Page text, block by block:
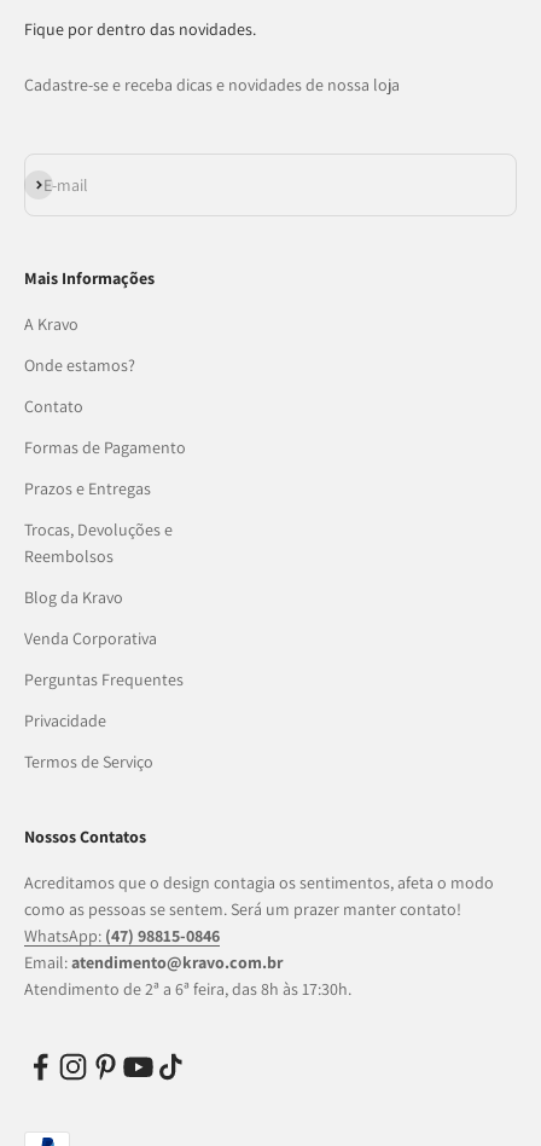
Fique por dentro das novidades.
Cadastre-se e receba dicas e novidades de nossa loja
E-mail
Assinar
Mais Informações
A Kravo
Onde estamos?
Contato
Formas de Pagamento
Prazos e Entregas
Trocas, Devoluções e
Reembolsos
Blog da Kravo
Venda Corporativa
Perguntas Frequentes
Privacidade
Termos de Serviço
Nossos Contatos
Acreditamos que o design contagia os sentimentos, afeta o modo
como as pessoas se sentem. Será um prazer manter contato!
WhatsApp: (47) 98815-0846
Email:atendimento@kravo.com.br
Atendimento de 2ª a 6ª feira, das 8h às 17:30h.